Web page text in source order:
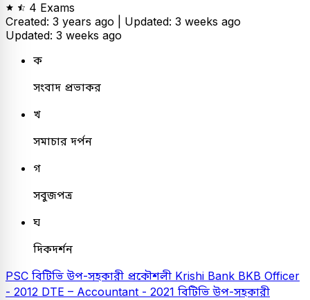
4 Exams
Created: 3 years ago | Updated: 3 weeks ago
Updated: 3 weeks ago
ক
সংবাদ প্রভাকর
খ
সমাচার দর্পন
গ
সবুজপত্র
ঘ
দিকদর্শন
PSC বিটিভি উপ-সহকারী প্রকৌশলী Krishi Bank BKB Officer
- 2012 DTE – Accountant - 2021 বিটিভি উপ-সহকারী